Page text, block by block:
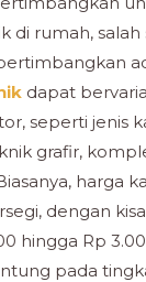
di rumah,
dapat
seperti jenis
grafir,
harga
dengan
hingga Rp
pada